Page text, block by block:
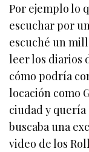
Por ejemplo lo
escuchar por
escuché un
leer los diarios
cómo podría
locación como
ciudad y
buscaba una
video de los